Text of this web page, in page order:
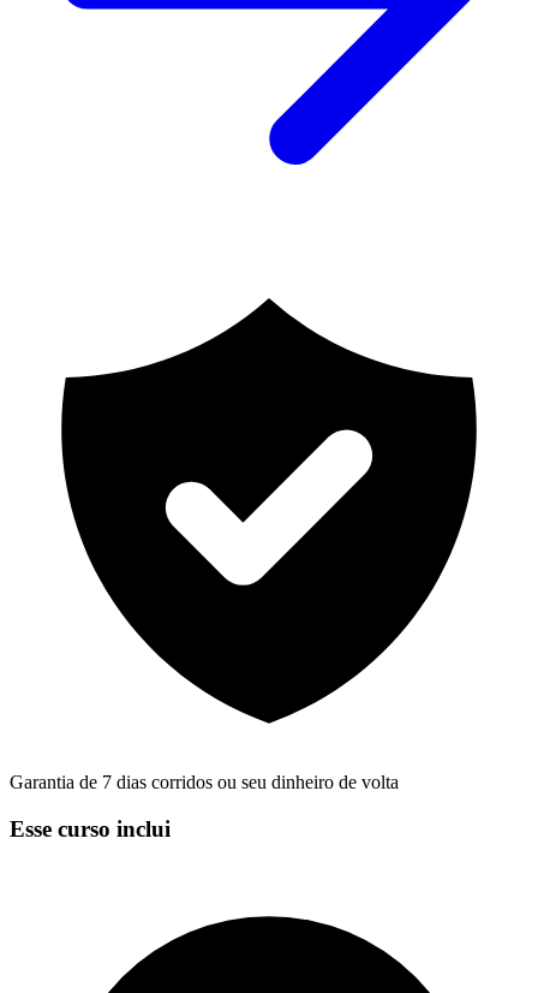
Garantia de 7 dias corridos ou seu dinheiro de volta
Esse curso inclui